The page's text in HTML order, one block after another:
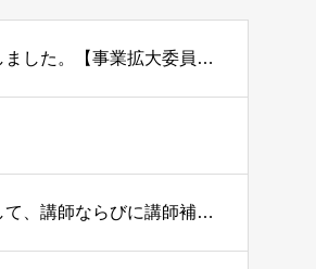
【地質調査の要領及び地質調査業務の積算研修会】を開催しました。【事業拡大委員会】
熊本県建設技術センター主催の研修「地質調査」におきまして、講師ならびに講師補助者を派遣しました【技術委員会】